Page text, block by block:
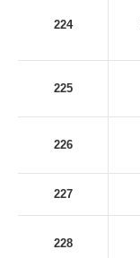
224
225
226
227
228